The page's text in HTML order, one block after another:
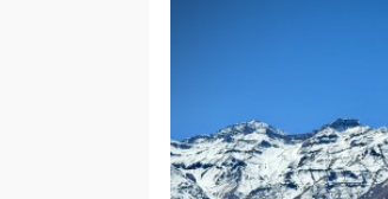
20/05/17
Rodrigo Gloria
Marcos Andres
Rojas Guajardo